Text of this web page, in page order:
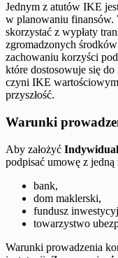
Jednym z atutów IKE
w planowaniu finansów.
skorzystać z wypłaty
zgromadzonych
zachowaniu korzyści
które dostosowuje się
czyni IKE wartościowym
przyszłość.
Warunki
Aby założyć
podpisać umowę z
bank,
dom maklerski,
fundusz
towarzystwo
Warunki prowadzenia